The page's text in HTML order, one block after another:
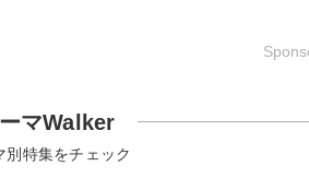
マWalker
別特集をチェック